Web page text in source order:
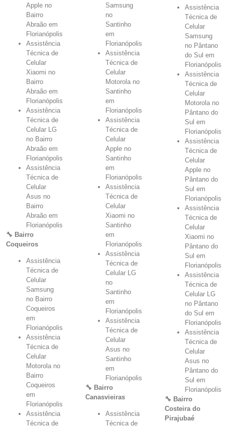
Apple no
Bairro
Abraão em
Florianópolis
Assistência
Técnica de
Celular
Xiaomi no
Bairro
Abraão em
Florianópolis
Assistência
Técnica de
Celular LG
no Bairro
Abraão em
Florianópolis
Assistência
Técnica de
Celular
Asus no
Bairro
Abraão em
Florianópolis
🔧 Bairro
Coqueiros
Assistência
Técnica de
Celular
Samsung
no Bairro
Coqueiros
em
Florianópolis
Assistência
Técnica de
Celular
Motorola no
Bairro
Coqueiros
em
Florianópolis
Assistência
Técnica de
Samsung
no
Santinho
em
Florianópolis
Assistência
Técnica de
Celular
Motorola no
Santinho
em
Florianópolis
Assistência
Técnica de
Celular
Apple no
Santinho
em
Florianópolis
Assistência
Técnica de
Celular
Xiaomi no
Santinho
em
Florianópolis
Assistência
Técnica de
Celular LG
no
Santinho
em
Florianópolis
Assistência
Técnica de
Celular
Asus no
Santinho
em
Florianópolis
🔧 Bairro
Canasvieiras
Assistência
Técnica de
Assistência
Técnica de
Celular
Samsung
no Pântano
do Sul em
Florianópolis
Assistência
Técnica de
Celular
Motorola no
Pântano do
Sul em
Florianópolis
Assistência
Técnica de
Celular
Apple no
Pântano do
Sul em
Florianópolis
Assistência
Técnica de
Celular
Xiaomi no
Pântano do
Sul em
Florianópolis
Assistência
Técnica de
Celular LG
no Pântano
do Sul em
Florianópolis
Assistência
Técnica de
Celular
Asus no
Pântano do
Sul em
Florianópolis
🔧 Bairro
Costeira do
Pirajubaé